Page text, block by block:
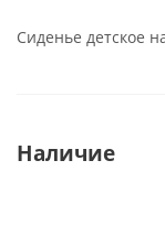
Сиденье детское
Наличие